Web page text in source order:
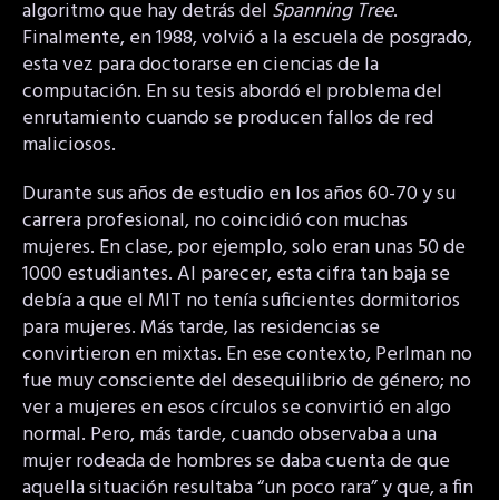
algoritmo que hay detrás del Spanning Tree.
Finalmente, en 1988, volvió a la escuela de posgrado,
esta vez para doctorarse en ciencias de la
computación. En su tesis abordó el problema del
enrutamiento cuando se producen fallos de red
maliciosos.
Durante sus años de estudio en los años 60-70 y su
carrera profesional, no coincidió con muchas
mujeres. En clase, por ejemplo, solo eran unas 50 de
1000 estudiantes. Al parecer, esta cifra tan baja se
debía a que el MIT no tenía suficientes dormitorios
para mujeres. Más tarde, las residencias se
convirtieron en mixtas. En ese contexto, Perlman no
fue muy consciente del desequilibrio de género; no
ver a mujeres en esos círculos se convirtió en algo
normal. Pero, más tarde, cuando observaba a una
mujer rodeada de hombres se daba cuenta de que
aquella situación resultaba “un poco rara” y que, a fin